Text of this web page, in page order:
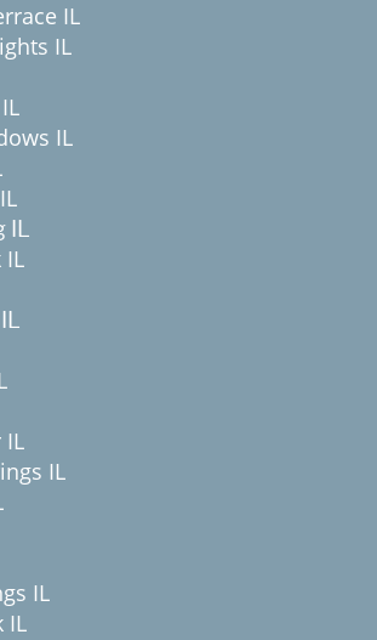
IL
IL
IL
IL
IL
IL
IL
IL